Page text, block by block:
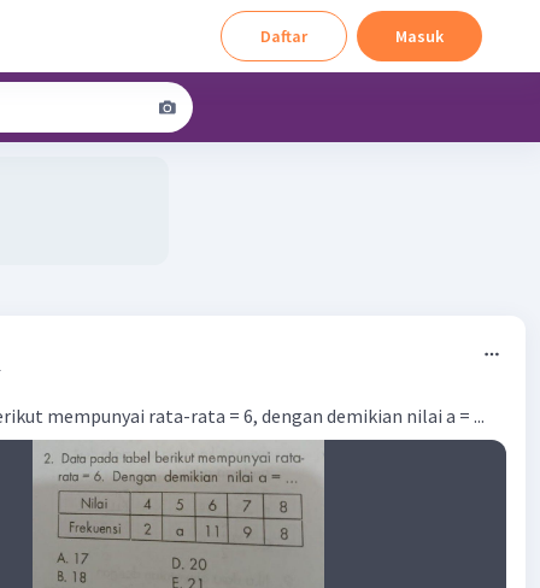
Daftar Masuk
mempunyai rata-rata = 6, dengan demikian nilai a = ...